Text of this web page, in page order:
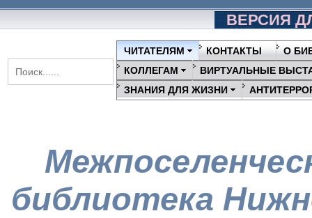
ВЕРСИЯ
ЧИТАТЕЛЯМ КОНТАКТЫ
О
КОЛЛЕГАМ
ВИРТУАЛЬНЫЕ
ЗНАНИЯ ДЛЯ ЖИЗНИ
библиотека